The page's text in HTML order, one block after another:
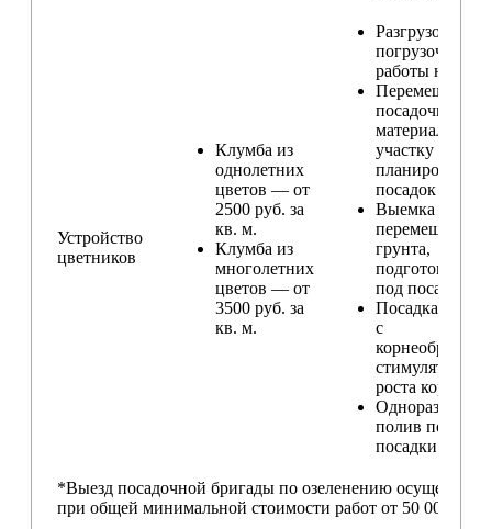
Устройство
цветников
Клумба из
однолетних
цветов — от
2500 руб. за
кв. м.
Клумба из
многолетних
цветов — от
3500 руб. за
кв. м.
Разгрузо-
погрузочные
работы на
Перемещение
посадочного
материала по
участку и
планирование
посадок
Выемка и
перемещение
грунта,
подготовка
под посадку
Посадка
с
стимулятором
роста корней
Одноразовый
полив после
посадки
*Выезд посадочной бригады по озеленению
при общей минимальной стоимости работ от 50 000,00